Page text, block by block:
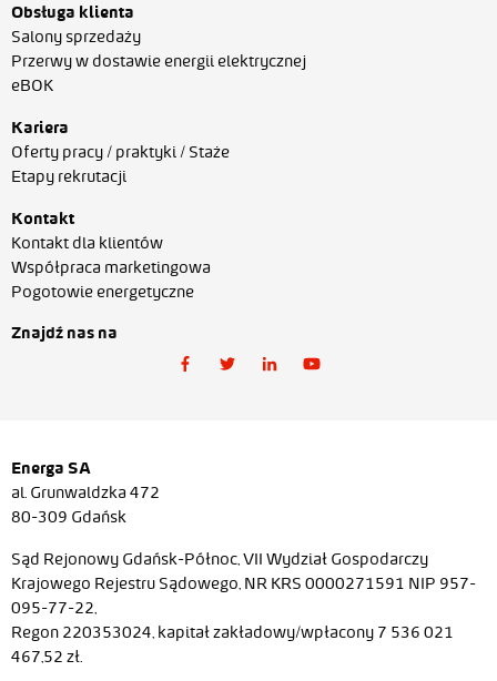
Obsługa klienta
Salony sprzedaży
Przerwy w dostawie energii elektrycznej
eBOK
Kariera
Oferty pracy / praktyki / Staże
Etapy rekrutacji
Kontakt
Kontakt dla klientów
Współpraca marketingowa
Pogotowie energetyczne
Znajdź nas na
Energa SA
al. Grunwaldzka 472
80-309 Gdańsk
Sąd Rejonowy Gdańsk-Północ, VII Wydział Gospodarczy
Krajowego Rejestru Sądowego, NR KRS 0000271591 NIP 957-
095-77-22,
Regon 220353024, kapitał zakładowy/wpłacony 7 536 021
467,52 zł.